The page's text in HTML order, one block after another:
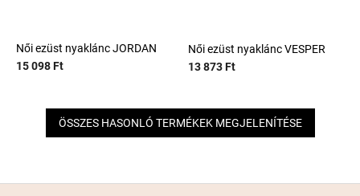
Női ezüst nyaklánc JORDAN
15 098 Ft
Női ezüst nyaklánc VESPER
13 873 Ft
ÖSSZES HASONLÓ TERMÉKEK MEGJELENÍTÉSE